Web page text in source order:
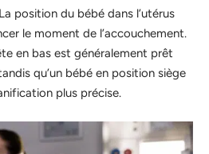
position du bébé dans l’utérus
le moment de l’accouchement.
en bas est généralement prêt
qu’un bébé en position siège
plus précise.